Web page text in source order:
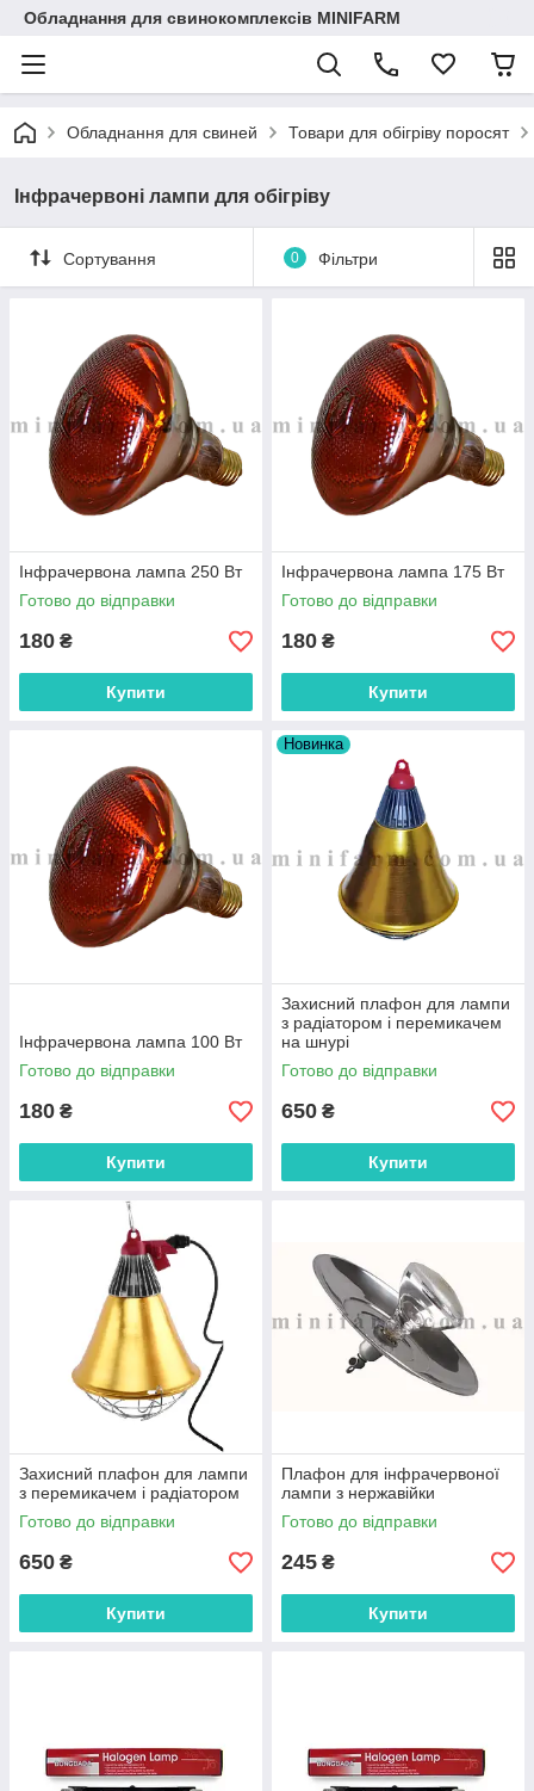
Обладнання для свинокомплексів MINIFARM
Обладнання для свиней Товари для обігріву поросят
Інфрачервоні лампи для обігріву
Сортування 0 Фільтри
Інфрачервона лампа 250 Вт
Готово до відправки
180 ₴
Купити
Інфрачервона лампа 175 Вт
Готово до відправки
180 ₴
Купити
Інфрачервона лампа 100 Вт
Готово до відправки
180 ₴
Купити
Новинка
Захисний плафон для лампи
з радіатором і перемикачем
на шнурі
Готово до відправки
650 ₴
Купити
Захисний плафон для лампи
з перемикачем і радіатором
Готово до відправки
650 ₴
Купити
Плафон для інфрачервоної
лампи з нержавійки
Готово до відправки
245 ₴
Купити